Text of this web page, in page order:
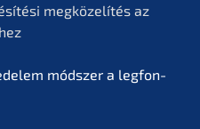
megkö­ze­lí­tés az
módszer a legfon­